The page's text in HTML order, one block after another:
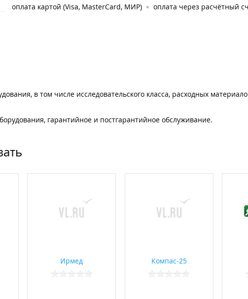
оплата картой (Visa, MasterCard, МИР) оплата через расчётный
в том числе исследовательского класса, расходных
гарантийное и постгарантийное обслуживание.
Ирмед Компас-25